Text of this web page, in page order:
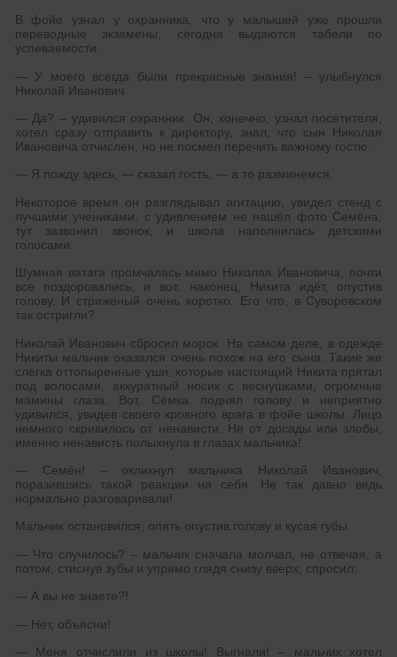
В фойе узнал у охранника, что у малышей уже прошли
переводные экзамены, сегодня выдаются табели по
успеваемости.
— У моего всегда были прекрасные знания! – улыбнулся
Николай Иванович.
— Да? – удивился охранник. Он, конечно, узнал посетителя,
хотел сразу отправить к директору, знал, что сын Николая
Ивановича отчислен, но не посмел перечить важному гостю.
— Я пожду здесь, — сказал гость, — а то разминемся.
Некоторое время он разглядывал агитацию, увидел стенд с
лучшими учениками, с удивлением не нашёл фото Семёна,
тут зазвонил звонок, и школа наполнилась детскими
голосами.
Шумная ватага промчалась мимо Николая Ивановича, почти
все поздоровались, и вот, наконец, Никита идёт, опустив
голову. И стриженый очень коротко. Его что, в Суворовском
так остригли?
Николай Иванович сбросил морок. На самом деле, в одежде
Никиты мальчик оказался очень похож на его сына. Такие же
слегка оттопыренные уши, которые настоящий Никита прятал
под волосами, аккуратный носик с веснушками, огромные
мамины глаза. Вот, Сёмка поднял голову и неприятно
удивился, увидев своего кровного врага в фойе школы. Лицо
немного скривилось от ненависти. Не от досады или злобы,
именно ненависть полыхнула в глазах мальчика!
— Семён! – окликнул мальчика Николай Иванович,
поразившись такой реакции на себя. Не так давно ведь
нормально разговаривали!
Мальчик остановился, опять опустив голову и кусая губы.
— Что случилось? – мальчик сначала молчал, не отвечая, а
потом, стиснув зубы и упрямо глядя снизу вверх, спросил:
— А вы не знаете?!
— Нет, объясни!
— Меня отчислили из школы! Выгнали! – мальчик хотел